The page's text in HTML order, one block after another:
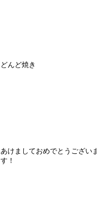
どんど焼き
あけましておめでとうございま
す！